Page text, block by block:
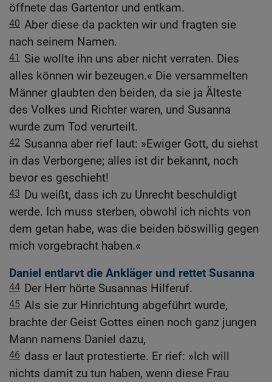
öffnete das Gartentor und entkam.
40 Aber diese da packten wir und fragten sie
nach seinem Namen.
41
Sie wollte ihn uns aber nicht verraten. Dies
alles können wir bezeugen.« Die versammelten
Männer glaubten den beiden, da sie ja Älteste
des Volkes und Richter waren, und Susanna
wurde zum Tod verurteilt.
42 Susanna aber rief laut: »Ewiger Gott, du siehst
in das Verborgene; alles ist dir bekannt, noch
bevor es geschieht!
43 Du weißt, dass ich zu Unrecht beschuldigt
werde. Ich muss sterben, obwohl ich nichts von
dem getan habe, was die beiden böswillig gegen
mich vorgebracht haben.«
Daniel entlarvt die Ankläger und rettet Susanna
44 Der Herr hörte Susannas Hilferuf.
45 Als sie zur Hinrichtung abgeführt wurde,
brachte der Geist Gottes einen noch ganz jungen
Mann namens Daniel dazu,
46 dass er laut protestierte. Er rief: »Ich will
nichts damit zu tun haben, wenn diese Frau